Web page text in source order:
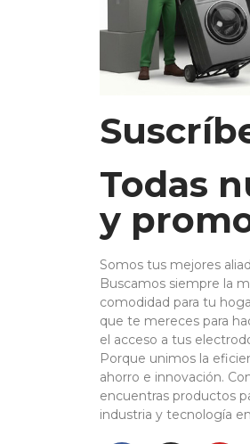
Todas
y
Somos tus mejores
Buscamos siempre la
comodidad para tu
que te mereces para
el acceso a tus
Porque unimos la
ahorro e innovación.
encuentras productos
industria y tecnología